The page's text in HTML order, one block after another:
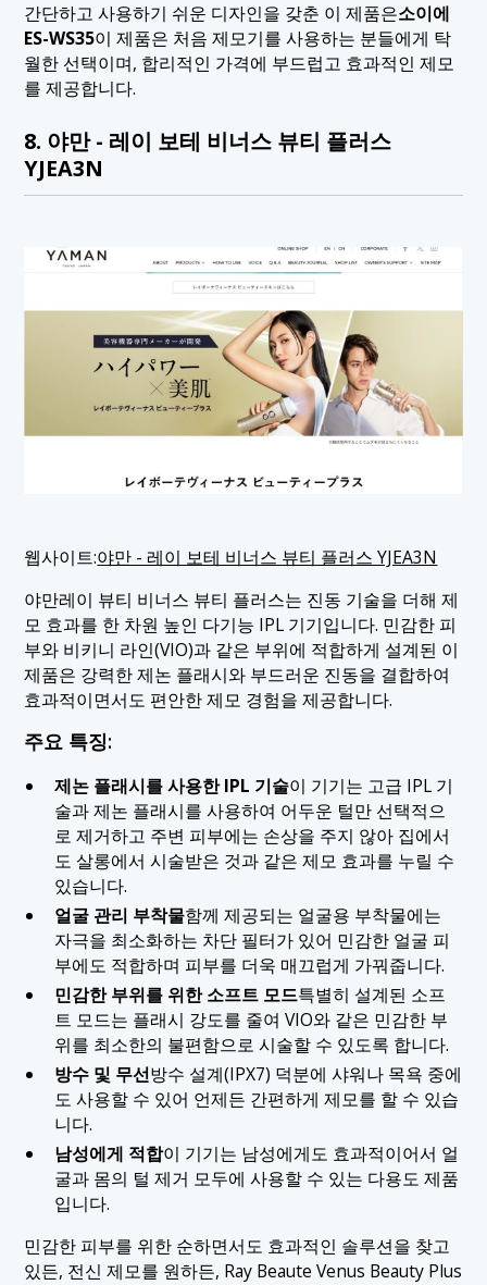
간단하고 사용하기 쉬운 디자인을 갖춘 이 제품은소이에
ES-WS35이 제품은 처음 제모기를 사용하는 분들에게 탁
월한 선택이며, 합리적인 가격에 부드럽고 효과적인 제모
를 제공합니다.
8. 야만 - 레이 보테 비너스 뷰티 플러스
YJEA3N
웹사이트:야만 - 레이 보테 비너스 뷰티 플러스 YJEA3N
야만레이 뷰티 비너스 뷰티 플러스는 진동 기술을 더해 제
모 효과를 한 차원 높인 다기능 IPL 기기입니다. 민감한 피
부와 비키니 라인(VIO)과 같은 부위에 적합하게 설계된 이
제품은 강력한 제논 플래시와 부드러운 진동을 결합하여
효과적이면서도 편안한 제모 경험을 제공합니다.
주요 특징:
제논 플래시를 사용한 IPL 기술이 기기는 고급 IPL 기
술과 제논 플래시를 사용하여 어두운 털만 선택적으
로 제거하고 주변 피부에는 손상을 주지 않아 집에서
도 살롱에서 시술받은 것과 같은 제모 효과를 누릴 수
있습니다.
얼굴 관리 부착물함께 제공되는 얼굴용 부착물에는
자극을 최소화하는 차단 필터가 있어 민감한 얼굴 피
부에도 적합하며 피부를 더욱 매끄럽게 가꿔줍니다.
민감한 부위를 위한 소프트 모드특별히 설계된 소프
트 모드는 플래시 강도를 줄여 VIO와 같은 민감한 부
위를 최소한의 불편함으로 시술할 수 있도록 합니다.
방수 및 무선방수 설계(IPX7) 덕분에 샤워나 목욕 중에
도 사용할 수 있어 언제든 간편하게 제모를 할 수 있습
니다.
남성에게 적합이 기기는 남성에게도 효과적이어서 얼
굴과 몸의 털 제거 모두에 사용할 수 있는 다용도 제품
입니다.
민감한 피부를 위한 순하면서도 효과적인 솔루션을 찾고
있든, 전신 제모를 원하든, Ray Beaute Venus Beauty Plus